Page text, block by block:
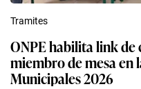
Tramites
ONPE habilita link de
miembro de mesa en
Municipales 2026